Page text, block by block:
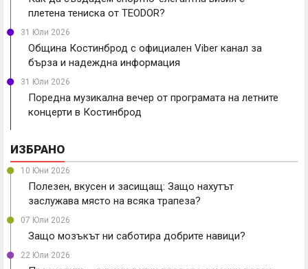
плетена тениска от TEODOR?
31 Юли 2026
Община Костинброд с официален Viber канал за
бърза и надеждна информация
31 Юли 2026
Поредна музикална вечер от програмата на летните
концерти в Костинброд
ИЗБРАНО
10 Юни 2026
Полезен, вкусен и засищащ: Защо нахутът
заслужава място на всяка трапеза?
07 Юли 2026
Защо мозъкът ни саботира добрите навици?
22 Юли 2026